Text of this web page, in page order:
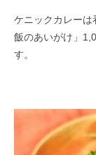
ケニックカレーは
飯のあいがけ」
す。​